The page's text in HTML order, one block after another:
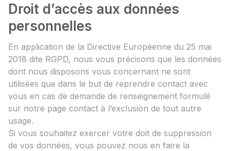
Droit d’accès aux données
personnelles
En application de la Directive Européenne du 25 mai
2018 dite RGPD, nous vous précisons que les données
dont nous disposons vous concernant ne sont
utilisées que dans le but de reprendre contact avec
vous en cas de demande de renseignement formulé
sur notre page contact à l’exclusion de tout autre
usage.
Si vous souhaitez exercer votre doit de suppression
de vos données, vous pouvez nous en faire la